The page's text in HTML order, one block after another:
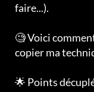
faire...).
🧐 Voici
copier ma
🌟 Points